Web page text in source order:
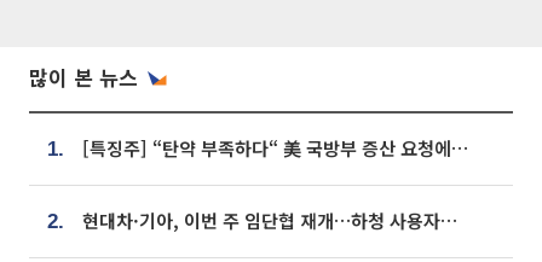
많이 본 뉴스
1. [특징주] “탄약 부족하다“ 美 국방부 증산 요청에⋯국내 방산주 급등세
2. 현대차·기아, 이번 주 임단협 재개…하청 사용자성 재심도 ‘변수’